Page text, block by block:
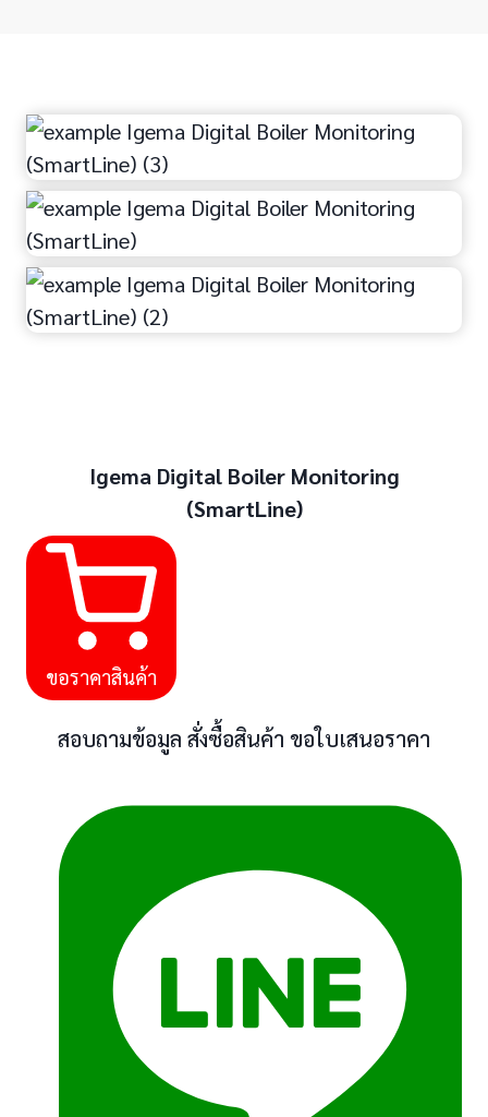
Igema Digital Boiler Monitoring
(SmartLine)
ขอราคาสินค้า
สอบถามข้อมูล สั่งซื้อสินค้า ขอใบเสนอราคา